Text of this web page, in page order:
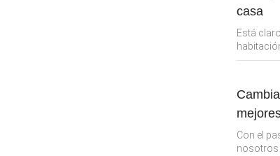
casa
Está
Con el
nosotros